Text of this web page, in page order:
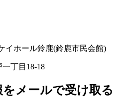
イホール鈴鹿(鈴鹿市民会館)
丁目18-18
メールで受け取る